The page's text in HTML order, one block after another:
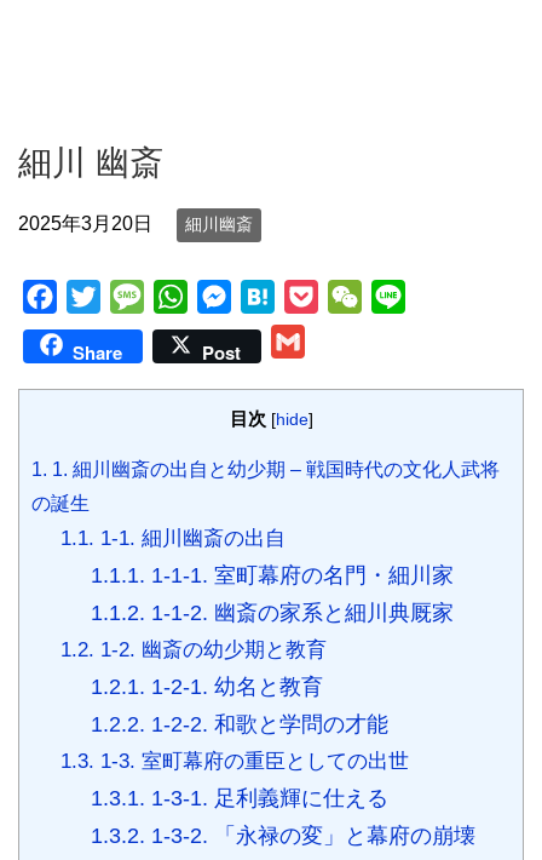
細川 幽斎
2025年3月20日 細川幽斎
a
c
o
o
k
w
i
e
M
e
s
g
W
h
a
A
p
e
s
e
n
e
r
a
t
n
a
t
W
t
Share Post
a
l
目次 [hide]
1. 1. 細川幽斎の出自と幼少期 – 戦国時代の文化人武将
の誕生
1.1. 1-1. 細川幽斎の出自
1.1.1. 1-1-1. 室町幕府の名門・細川家
1.1.2. 1-1-2. 幽斎の家系と細川典厩家
1.2. 1-2. 幽斎の幼少期と教育
1.2.1. 1-2-1. 幼名と教育
1.2.2. 1-2-2. 和歌と学問の才能
1.3. 1-3. 室町幕府の重臣としての出世
1.3.1. 1-3-1. 足利義輝に仕える
1.3.2. 1-3-2. 「永禄の変」と幕府の崩壊